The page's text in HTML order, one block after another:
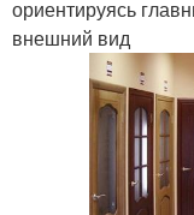
ориентируясь
внешний вид